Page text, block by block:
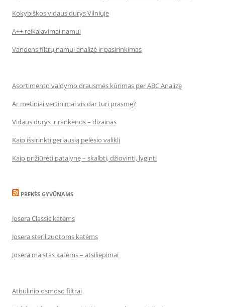
Kokybiškos vidaus durys Vilniuje
A++ reikalavimai namui
Vandens filtrų namui analizė ir pasirinkimas
Asortimento valdymo drausmės kūrimas per ABC Analizę
Ar metiniai vertinimai vis dar turi prasmę?
Vidaus durys ir rankenos – dizainas
Kaip išsirinkti geriausią pelėsio valiklį
Kaip prižiūrėti patalynę – skalbti, džiovinti, lyginti
PREKĖS GYVŪNAMS
Josera Classic katėms
Josera sterilizuotoms katėms
Josera maistas katėms – atsiliepimai
Atbulinio osmoso filtrai